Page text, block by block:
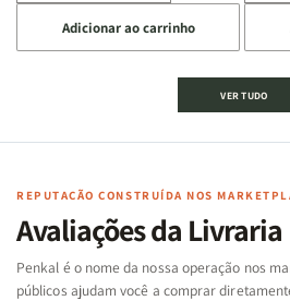
a
quantidade
de
Cartas
Famílias
Bíblia
-
Penkal
a
quantidade
de
Jogo
Cartas
Famílias
da
Bíblia
-
Penkal
Adicionar ao carrinho
a
de
|
de
VER TUDO
REPUTAÇÃO CONSTRUÍDA NOS
Avaliações da Livraria
Penkal é o nome da nossa operação nos
públicos ajudam você a comprar